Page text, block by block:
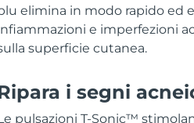
elimina in modo rapido ed
e imperfezioni
superficie cutanea.
i segni
pulsazioni T-Sonic™